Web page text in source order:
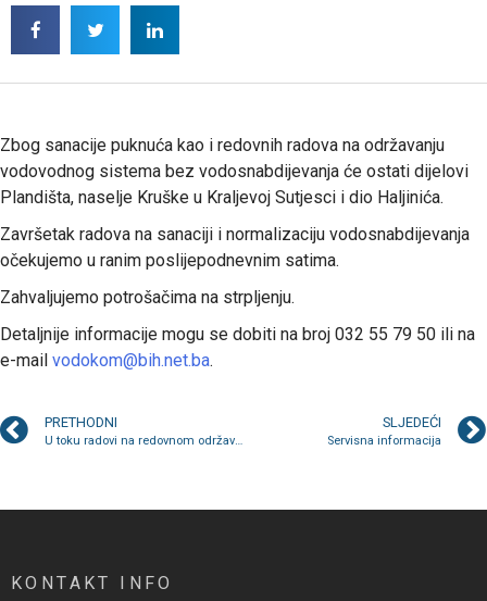
Zbog sanacije puknuća kao i redovnih radova na održavanju
vodovodnog sistema bez vodosnabdijevanja će ostati dijelovi
Plandišta, naselje Kruške u Kraljevoj Sutjesci i dio Haljinića.
Završetak radova na sanaciji i normalizaciju vodosnabdijevanja
očekujemo u ranim poslijepodnevnim satima.
Zahvaljujemo potrošačima na strpljenju.
Detaljnije informacije mogu se dobiti na broj 032 55 79 50 ili na
e-mail vodokom@bih.net.ba.
PRETHODNI
U toku radovi na redovnom održavanju korita rijeke Zgošće
SLJEDEĆI
Servisna informacija
KONTAKT INFO